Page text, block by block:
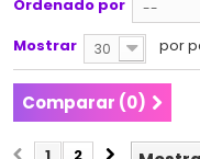
Ordenado por --
Mostrar 30 por
Comparar (0)